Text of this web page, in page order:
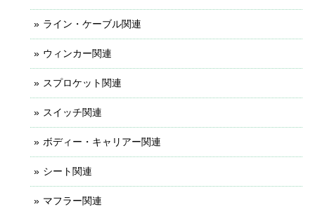
ライン・ケーブル関連
ウィンカー関連
スプロケット関連
スイッチ関連
ボディー・キャリアー関連
シート関連
マフラー関連